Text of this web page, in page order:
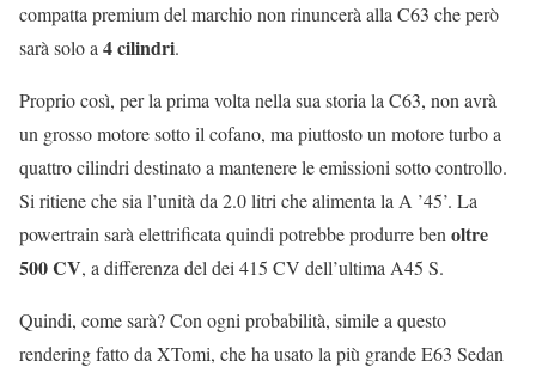
compatta premium del marchio non rinuncerà alla C63 che però
sarà solo a4 cilindri.
Proprio così, per la prima volta nella sua storia la C63, non avrà
un grosso motore sotto il cofano, ma piuttosto un motore turbo a
quattro cilindri destinato a mantenere le emissioni sotto controllo.
Si ritiene che sia l’unità da 2.0 litri che alimenta la A ’45’. La
powertrain sarà elettrificata quindi potrebbe produrre benoltre
500 CV, a differenza del dei 415 CV dell’ultima A45 S.
Quindi, come sarà? Con ogni probabilità, simile a questo
rendering fatto da XTomi, che ha usato la più grande E63 Sedan